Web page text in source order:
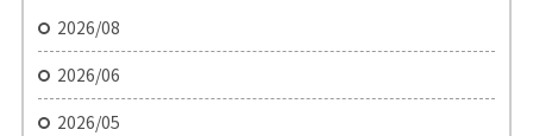
2026/08
2026/06
2026/05